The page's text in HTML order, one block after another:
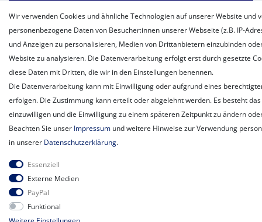
Wir verwenden Cookies und ähnliche Technologien auf unserer Website und
personenbezogene Daten von Besucher:innen unserer Webseite (z.B. IP-
und Anzeigen zu personalisieren, Medien von Drittanbietern einzubinden
Website zu analysieren. Die Datenverarbeitung erfolgt erst durch gesetzte
diese Daten mit Dritten, die wir in den Einstellungen benennen.
Die Datenverarbeitung kann mit Einwilligung oder aufgrund eines
erfolgen. Die Zustimmung kann erteilt oder abgelehnt werden. Es besteht das
einzuwilligen und die Einwilligung zu einem späteren Zeitpunkt zu ändern
Beachten Sie unser Impressum und weitere Hinweise zur Verwendung
in unserer Daten­schutz­erklärung.
Essenziell
Externe Medien
PayPal
Funktional